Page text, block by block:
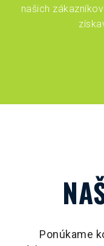
našich
Ponúkame